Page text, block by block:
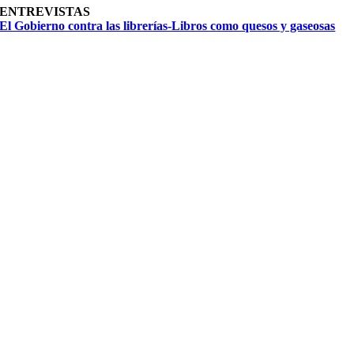
ENTREVISTAS
El Gobierno contra las librerías-Libros como quesos y gaseosas